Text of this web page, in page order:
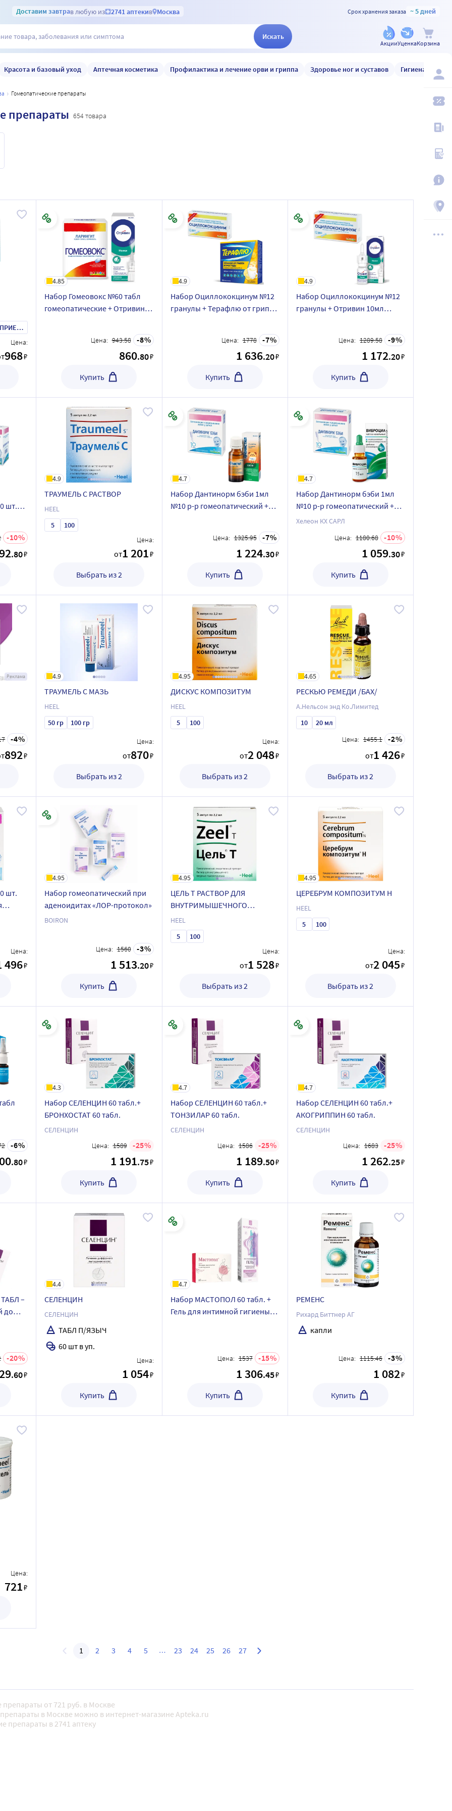
Доставим завтрав любую из 2741 аптекив Москва Срок хранения заказа ~ 5 дней
Искать
АкцииУценкаКорзина
Красота и базовый уход Аптечная косметика Профилактика и лечение орви и гриппа Здоровье ног и суставов Гигиена и уход
гомеопатические препараты
препараты 654 товара
КАПЛИ Д/ПРИЕМА ВНУТРЬ
Цена:
968₽
4.85
Набор Гомеовокс №60 табл
гомеопатические + Отривин
Цена: 943.58 8
860.80₽
Купить
4.9
Набор Оциллококцинум №12
гранулы + Терафлю от гриппа
Цена: 1778 7
1 636.20₽
Купить
4.9
Набор Оциллококцинум №12
гранулы + Отривин 10мл
Цена: 1289.58 9
1 172.20₽
Купить
шт.
10
.80₽
4.9
ТРАУМЕЛЬ С РАСТВОР
HEEL
5
100
Цена:
от1 201₽
Выбрать из 2
4.7
Набор Дантинорм бэби 1мл
№10 р-р гомеопатический +
приема внутрь со скидкой
Цена: 1325.95 7
1 224.30₽
Купить
4.7
Набор Дантинорм бэби 1мл
№10 р-р гомеопатический +
Виброцил 15мл назал капли
Хелеон КХ САРЛ
Цена: 1180.68 10
1 059.30₽
Купить
Реклама
4
892₽
4.9
ТРАУМЕЛЬ С МАЗЬ
HEEL
50 гр
100 гр
Цена:
от870₽
Выбрать из 2
4.95
ДИСКУС КОМПОЗИТУМ
HEEL
5
100
Цена:
от2 048₽
Выбрать из 2
4.65
РЕСКЬЮ РЕМЕДИ /БАХ/
А.Нельсон энд Ко.Лимитед
10
20 мл
Цена: 1455.1
2
от1 426₽
Выбрать из 2
шт.
Цена:
496₽
4.95
Набор гомеопатический при
аденоидитах «ЛОР-протокол»
BOIRON
Цена: 1560 3
1 513.20₽
Купить
4.95
ЦЕЛЬ Т РАСТВОР ДЛЯ
ВНУТРИМЫШЕЧНОГО
ВВЕДЕНИЯ
HEEL
5
100
Цена:
от1 528₽
Выбрать из 2
4.95
ЦЕРЕБРУМ КОМПОЗИТУМ Н
HEEL
5
100
Цена:
от2 045₽
Выбрать из 2
6
.80₽
4.3
Набор СЕЛЕНЦИН 60 табл.+
БРОНХОСТАТ 60 табл.
СЕЛЕНЦИН
Цена: 1589 25
1 191.75₽
Купить
4.7
Набор СЕЛЕНЦИН 60 табл.+
ТОНЗИЛАР 60 табл.
СЕЛЕНЦИН
Цена: 1586 25
1 189.50₽
Купить
4.7
Набор СЕЛЕНЦИН 60 табл.+
АКОГРИППИН 60 табл.
СЕЛЕНЦИН
Цена: 1683 25
1 262.25₽
Купить
–
до
20
.60₽
4.4
СЕЛЕНЦИН
СЕЛЕНЦИН
ТАБЛ П/ЯЗЫЧ
60 шт в уп.
Цена:
1 054₽
Купить
4.7
Набор МАСТОПОЛ 60 табл. +
Гель для интимной гигиены
Цена: 1537 15
1 306.45₽
Купить
РЕМЕНС
Рихард Биттнер АГ
капли
Цена: 1115.46 3
1 082₽
Купить
Цена:
721₽
1 2 3 4 5 23 24 25 26 27
от 721 руб. в Москве
в Москве можно в интернет-магазине Apteka.ru
препараты в 2741 аптеку